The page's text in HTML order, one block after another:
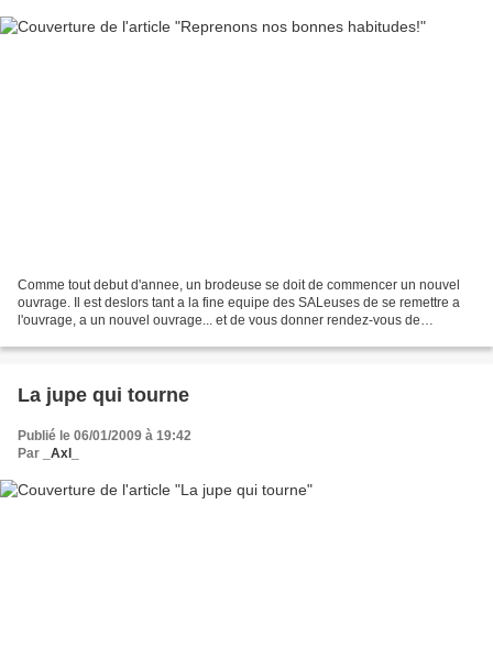
Comme tout debut d'annee, un brodeuse se doit de commencer un nouvel
ouvrage. Il est deslors tant a la fine equipe des SALeuses de se remettre a
l'ouvrage, a un nouvel ouvrage... et de vous donner rendez-vous de
La jupe qui tourne
Publié le 06/01/2009 à 19:42
Par
_Axl_